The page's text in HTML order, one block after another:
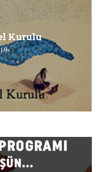
Kurulu